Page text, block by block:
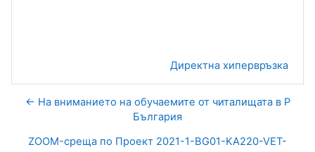
Директна хипервръзка
← На вниманието на обучаемите от читалищата в Р
България
ZOOM-среща по Проект 2021-1-BG01-KA220-VET-